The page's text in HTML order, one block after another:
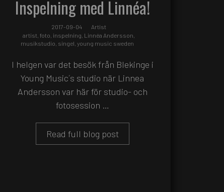
Inspelning med Linnéa!
2017-09-04
Artist
artist,foto, inspelning, Linnéa Andersson,
musikstudio, singel,young music sweden
I helgen var det besök från Blekinge i
Young Music´s studio när Linnea
Andersson var här för studio- och
fotosession …
Read full blog post